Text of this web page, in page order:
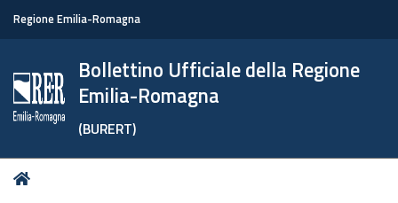
Regione Emilia-Romagna
Bollettino Ufficiale della Regione
Emilia-Romagna
(BURERT)
Tu